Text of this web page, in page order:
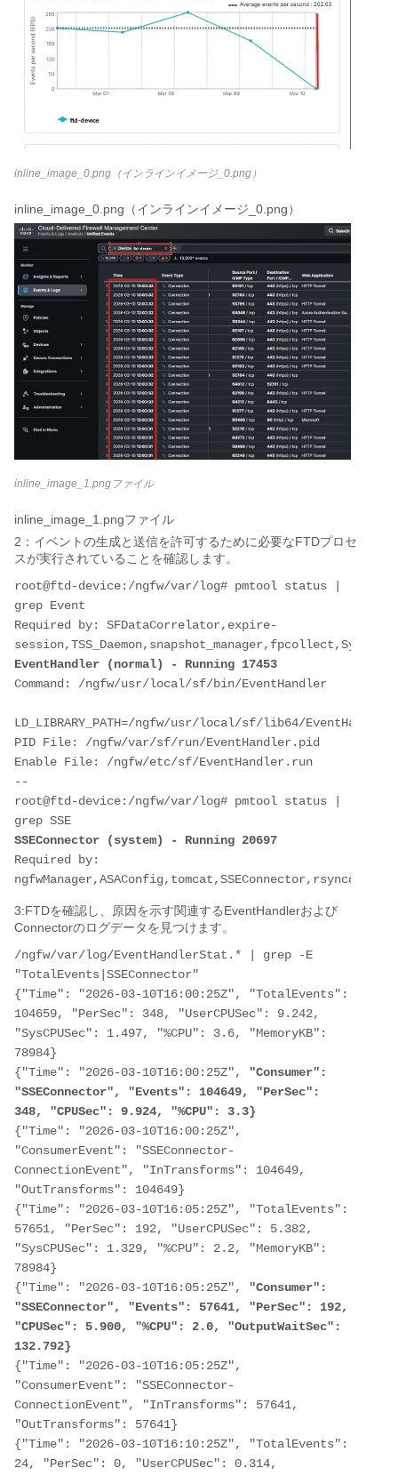
inline_image_0.png（インラインイメージ_0.png）
inline_image_0.png（インラインイメージ_0.png）
inline_image_1.pngファイル
inline_image_1.pngファイル
2：イベントの生成と送信を許可するために必要なFTDプロセ
スが実行されていることを確認します。
root@ftd-device:/ngfw/var/log# pmtool status |
grep Event
Required by: SFDataCorrelator,expire-
EventHandler (normal) - Running 17453
Command: /ngfw/usr/local/sf/bin/EventHandler
LD_LIBRARY_PATH=/ngfw/usr/local/sf/lib64/
PID File: /ngfw/var/sf/run/EventHandler.pid
Enable File: /ngfw/etc/sf/EventHandler.run
--
root@ftd-device:/ngfw/var/log# pmtool status |
SSEConnector (system) - Running 20697
Required by:
3:FTDを確認し、原因を示す関連するEventHandlerおよび
Connectorのログデータを見つけます。
/ngfw/var/log/EventHandlerStat.* | grep -E
"TotalEvents|SSEConnector"
{"Time": "2026-03-10T16:00:25Z", "TotalEvents":
104659, "PerSec": 348, "UserCPUSec": 9.242,
"SysCPUSec": 1.497, "%CPU": 3.6, "MemoryKB":
78984}
{"Time": "2026-03-10T16:00:25Z", "Consumer":
"SSEConnector", "Events": 104649, "PerSec":
348, "CPUSec": 9.924, "%CPU": 3.3}
{"Time": "2026-03-10T16:00:25Z",
"ConsumerEvent": "SSEConnector-
ConnectionEvent", "InTransforms": 104649,
"OutTransforms": 104649}
{"Time": "2026-03-10T16:05:25Z", "TotalEvents":
57651, "PerSec": 192, "UserCPUSec": 5.382,
"SysCPUSec": 1.329, "%CPU": 2.2, "MemoryKB":
78984}
{"Time": "2026-03-10T16:05:25Z",
"Consumer":
"SSEConnector", "Events": 57641, "PerSec": 192,
"CPUSec": 5.900, "%CPU": 2.0, "OutputWaitSec":
132.792}
{"Time": "2026-03-10T16:05:25Z",
"ConsumerEvent": "SSEConnector-
ConnectionEvent", "InTransforms": 57641,
"OutTransforms": 57641}
{"Time": "2026-03-10T16:10:25Z", "TotalEvents":
24, "PerSec": 0, "UserCPUSec": 0.314,